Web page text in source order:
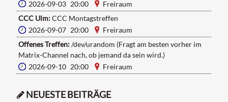
2026-09-03 20:00
Freiraum
CCC Ulm:CCC Montagstreffen
2026-09-07 20:00
Freiraum
Offenes Treffen:/dev/urandom (Fragt am besten vorher im
Matrix-Channel nach, ob jemand da sein wird.)
2026-09-10 20:00
Freiraum
NEUESTE BEITRÄGE